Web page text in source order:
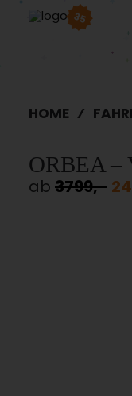
35
HOME
ORBEA –
ab 3799,-